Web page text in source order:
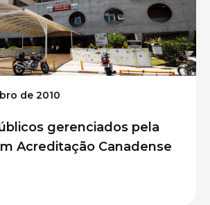
de 2010
gerenciados pela
Acreditação Canadense